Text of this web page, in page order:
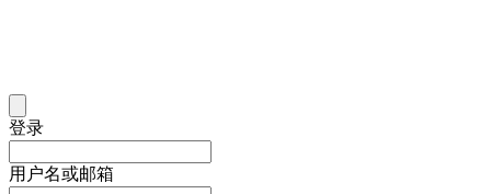
登录
用户名或邮箱